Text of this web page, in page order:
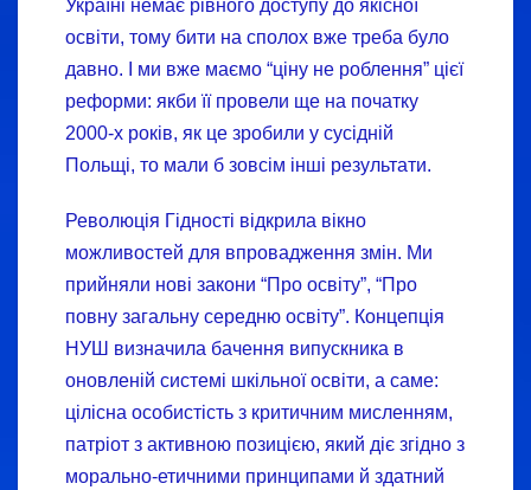
Україні немає рівного доступу до якісної
освіти, тому бити на сполох вже треба було
давно. І ми вже маємо “ціну не роблення” цієї
реформи: якби її провели ще на початку
2000-х років, як це зробили у сусідній
Польщі, то мали б зовсім інші результати.
Революція Гідності відкрила вікно
можливостей для впровадження змін. Ми
прийняли нові закони “Про освіту”, “Про
повну загальну середню освіту”. Концепція
НУШ визначила бачення випускника в
оновленій системі шкільної освіти, а саме:
цілісна особистість з критичним мисленням,
патріот з активною позицією, який діє згідно з
морально-етичними принципами й здатний